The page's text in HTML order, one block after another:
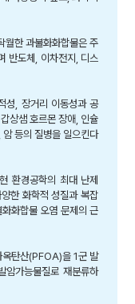
월한 과불화화합물은 주
반도체, 이차전지, 디스
성, 장거리 이동성과 공
상샘 호르몬 장애, 인슐
등의 질병을 일으킨다
환경공학의 최대 난제
한 화학적 성질과 복잡
화합물 오염 문제의 근
탄산(PFOA)을 1군 발
암가능물질로 재분류하